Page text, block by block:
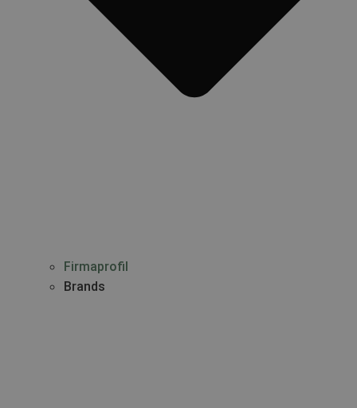
Firmaprofil
Brands